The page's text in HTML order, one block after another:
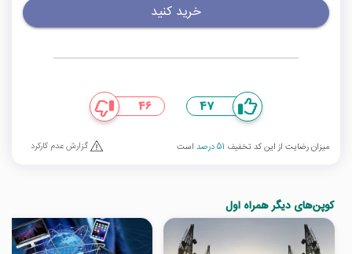
خرید کنید
47
46
میزان رضایت از این کد تخفیف 51 درصد است گزارش عدم کارکرد
کوپن‌های دیگر همراه اول